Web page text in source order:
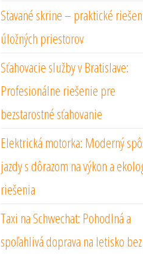
Stavané skrine – praktické
úložných priestorov
Sťahovacie služby v Bratislave:
Profesionálne riešenie pre
bezstarostné sťahovanie
Elektrická motorka: Moderný
jazdy s dôrazom na výkon a
riešenia
Taxi na Schwechat: Pohodlná a
spoľahlivá doprava na letisko bez